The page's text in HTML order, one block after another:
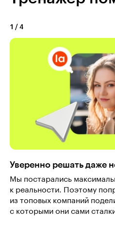
1 / 4
Уверенно решать даже
Мы постарались
к реальности. Поэтому
из топовых компаний
с которыми они сами